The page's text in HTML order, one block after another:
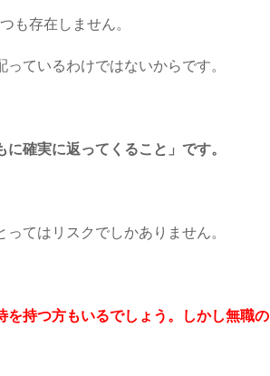
も存在しません。
ているわけではないからです。
確実に返ってくること」です。
てはリスクでしかありません。
を持つ方もいるでしょう。しかし無職の